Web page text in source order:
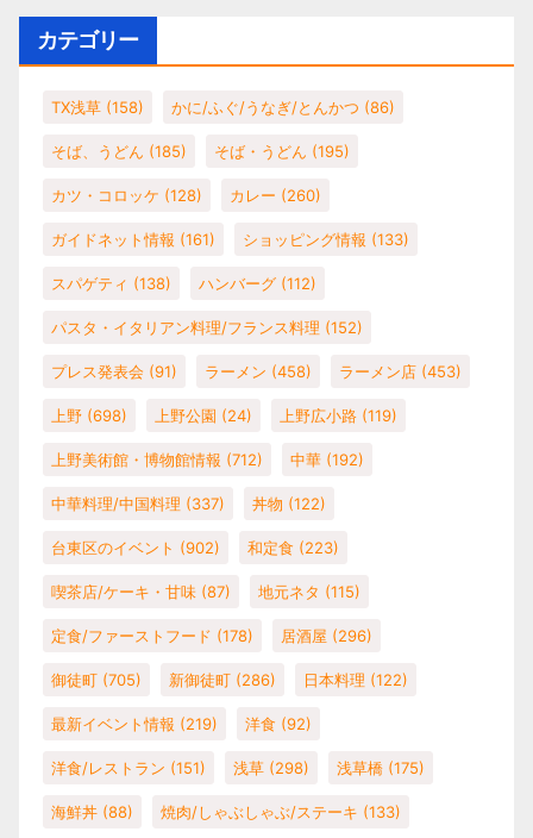
カテゴリー
TX浅草 (158) かに/ふぐ/うなぎ/とんかつ (86)
そば、うどん (185) そば・うどん (195)
カツ・コロッケ (128) カレー (260)
ガイドネット情報 (161) ショッピング情報 (133)
スパゲティ (138) ハンバーグ (112)
パスタ・イタリアン料理/フランス料理 (152)
プレス発表会 (91) ラーメン (458) ラーメン店 (453)
上野 (698) 上野公園 (24) 上野広小路 (119)
上野美術館・博物館情報 (712) 中華 (192)
中華料理/中国料理 (337) 丼物 (122)
台東区のイベント (902) 和定食 (223)
喫茶店/ケーキ・甘味 (87) 地元ネタ (115)
定食/ファーストフード (178) 居酒屋 (296)
御徒町 (705) 新御徒町 (286) 日本料理 (122)
最新イベント情報 (219) 洋食 (92)
洋食/レストラン (151) 浅草 (298) 浅草橋 (175)
海鮮丼 (88) 焼肉/しゃぶしゃぶ/ステーキ (133)